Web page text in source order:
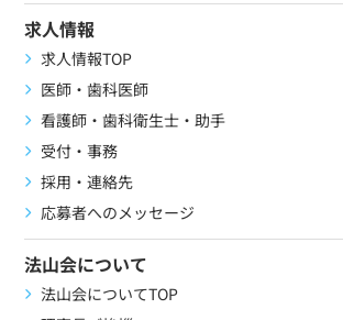
求人情報
求人情報TOP
医師・歯科医師
看護師・歯科衛生士・助手
受付・事務
採用・連絡先
応募者へのメッセージ
法山会について
法山会についてTOP